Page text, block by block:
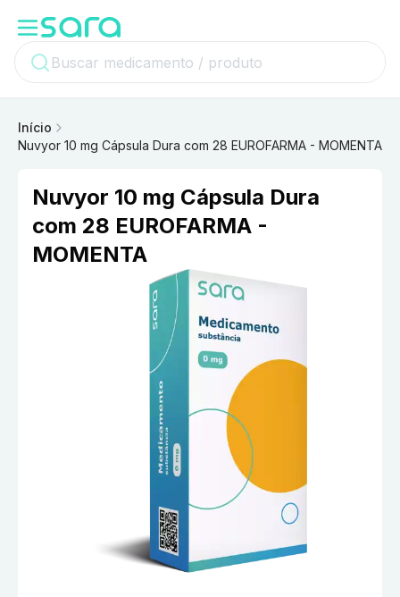
Início
Nuvyor 10 mg Cápsula Dura com 28 EUROFARMA - MOMENTA
Nuvyor 10 mg Cápsula Dura
com 28 EUROFARMA -
MOMENTA